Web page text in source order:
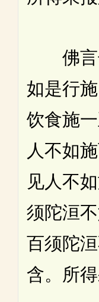
佛言
如是行
饮食施
人不如
见人不
须陀洹
百须陀
含。所